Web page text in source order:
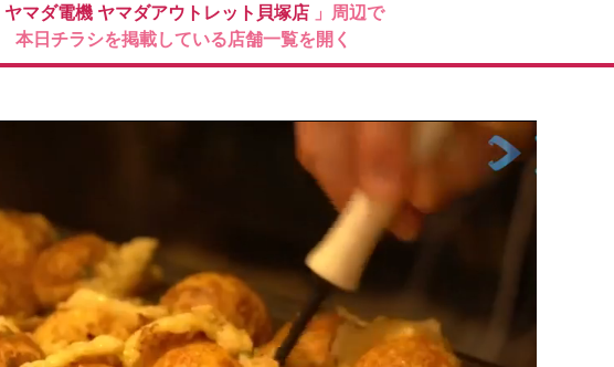
ヤマダ電機 ヤマダアウトレット貝塚店 」周辺で
本日チラシを掲載している店舗一覧を開く